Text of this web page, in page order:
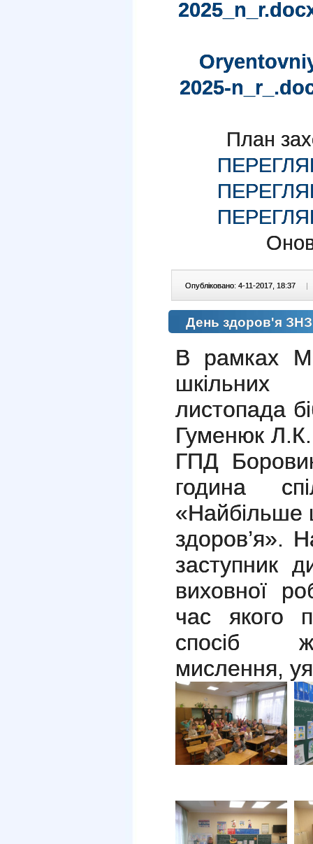
2025-
План
Опубліковано: 4-11-2017, 18:37 |
День здоров'я
В рамках
шкільних
листопада
Гуменюк
ГПД
година
«Найбільше
здоров’я».
заступник
виховної
час якого
спосіб
мислення,